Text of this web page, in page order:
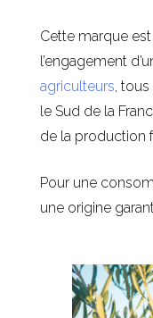
Cette marque
l’engagement
agriculteurs,
le Sud de la
de la production
Pour une
une origine